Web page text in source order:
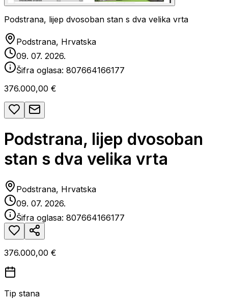
Podstrana, lijep dvosoban stan s dva velika vrta
Podstrana, Hrvatska
09. 07. 2026.
Šifra oglasa: 807664166177
376.000,00 €
Podstrana, lijep dvosoban
stan s dva velika vrta
Podstrana, Hrvatska
09. 07. 2026.
Šifra oglasa: 807664166177
376.000,00 €
Tip stana